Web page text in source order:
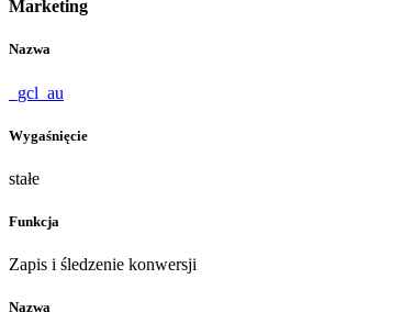
Marketing
Nazwa
_gcl_au
Wygaśnięcie
stałe
Funkcja
Zapis i śledzenie konwersji
Nazwa